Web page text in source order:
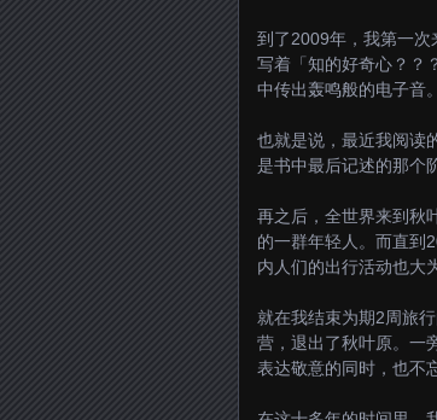
到了2009年，我第一次
写着「知的好奇心？？
中传出轰鸣般的电子音。
也就是说，最近我阅读
是书中最后记述的那个
再之后，全世界来到秋
的一群年轻人。而直到
内人们的出行活动也大
就在我结束为期2周旅
营，退出了秋叶原。一
表达敬意的同时，也不